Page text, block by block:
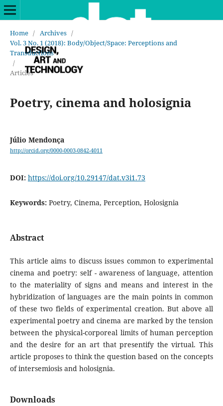
Home / Archives /
Vol. 3 No. 1 (2018): Body/Object/Space: Perceptions and
Transductions
/
Articles
Poetry, cinema and holosignia
Júlio Mendonça
http://orcid.org/0000-0003-0842-4011
DOI: https://doi.org/10.29147/dat.v3i1.73
Keywords: Poetry, Cinema, Perception, Holosignia
Abstract
This article aims to discuss issues common to experimental
cinema and poetry: self - awareness of language, attention
to the materiality of signs and means and interest in the
hybridization of languages are the main points in common
of these two fields of experimental creation. But above all
experimental poetry and cinema are marked by the tension
between the physical-corporeal limits of human perception
and the desire for an art that presentify the virtual. This
article proposes to think the question based on the concepts
of intersemiosis and holosignia.
Downloads